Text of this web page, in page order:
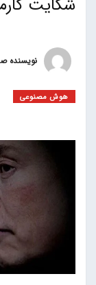
شکایت
نویسنده
هوش مصنوعی